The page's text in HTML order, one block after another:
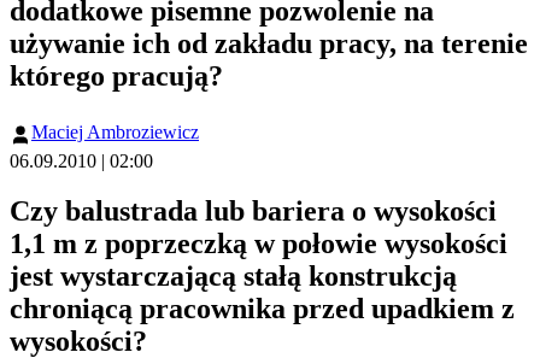
dodatkowe pisemne pozwolenie na
używanie ich od zakładu pracy, na terenie
którego pracują?
Maciej Ambroziewicz
06.09.2010 | 02:00
Czy balustrada lub bariera o wysokości
1,1 m z poprzeczką w połowie wysokości
jest wystarczającą stałą konstrukcją
chroniącą pracownika przed upadkiem z
wysokości?